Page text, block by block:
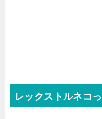
レックストルネコ